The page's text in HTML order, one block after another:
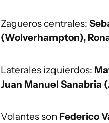
Zagueros centrales:
(Wolverhampton),
Laterales izquierdos:
Juan Manuel Sanabria
Volantes son Federico